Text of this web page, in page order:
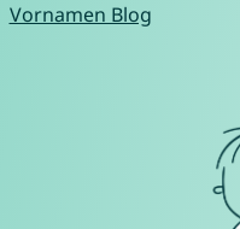
Vornamen Blog